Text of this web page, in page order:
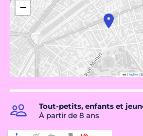
−
Leaflet|
Tout-petits, enfants et
À partir de 8 ans